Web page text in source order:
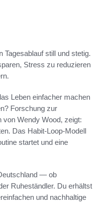
Tagesablauf still und stetig.
Stress zu reduzieren
Leben einfacher machen
Forschung zur
von Wendy Wood, zeigt:
Das Habit-Loop-Modell
startet und eine
— ob
Ruheständler. Du erhältst
und nachhaltige